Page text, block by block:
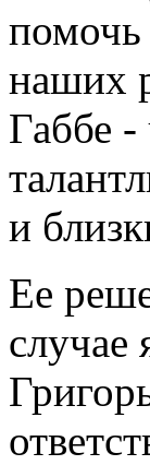
помочь
наших
Габбе
и
Ее
случае